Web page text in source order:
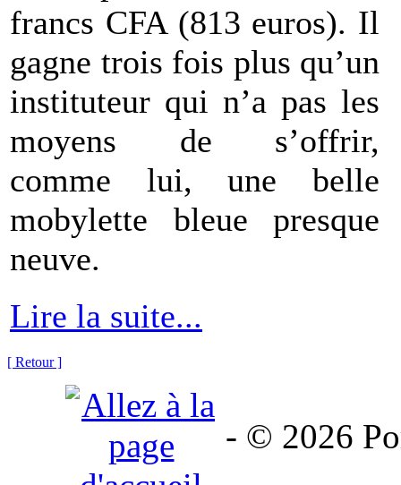
francs CFA (813 euros). Il
gagne trois fois plus qu’un
instituteur qui n’a pas les
moyens de s’offrir,
comme lui, une belle
mobylette bleue presque
neuve.
Lire la suite...
[ Retour ]
- © 2026